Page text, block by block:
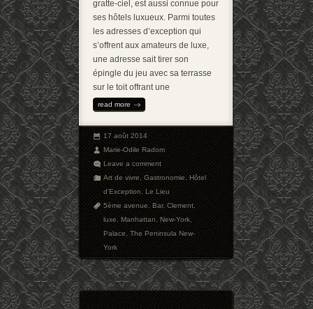
gratte-ciel, est aussi connue pour
ses hôtels luxueux. Parmi toutes
les adresses d’exception qui
s’offrent aux amateurs de luxe,
une adresse sait tirer son
épingle du jeu avec sa terrasse
sur le toit offrant une
read more
17 août 2014
Marie-Odile Radom
Leave a comment
Art de vivre,Gastronomie,Hôtel
d'Exception,Le Lieu
5ème avenue,Bar,Clement,
luxe,Manhattan,New-York,
Palace,The Peninsula New-
York